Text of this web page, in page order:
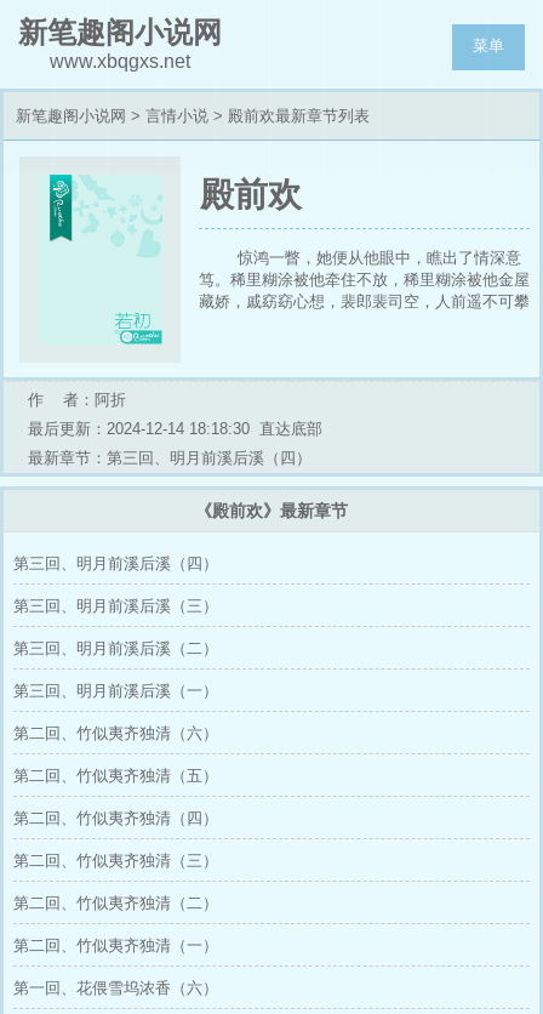
新笔趣阁小说网
www.xbqgxs.net
菜单
新笔趣阁小说网 > 言情小说 > 殿前欢最新章节列表
殿前欢
惊鸿一瞥，她便从他眼中，瞧出了情深意
笃。稀里糊涂被他牵住不放，稀里糊涂被他金屋
藏娇，戚窈窈心想，裴郎裴司空，人前遥不可攀
空，耍尽柔情蜜意，实则蓄谋害他，仅为扫清障
碍、造反弑帝！她最后死于哗变，也算罪有应
得。”吃瓜兵士乙：“那天暴雨，裴司空跪在泥地
里，放低了姿态，只求那妖妃莫将他抛弃，却还
是被那没心肝的女人一脚踹了开。”跟风群众
能背德，跟有夫之妇私相授受？”以上传闻，使
得窈窈对裴郎的印象差极，也对那 “狠心抛夫”的
妖妃好奇不已。直到有一天，她捡拾起了丢失的
旧忆——什么！ 原来那个，拽裴郎下神坛的祸
水·没心肝的负心女·平城第一妖孽·昙璿王妃——
竟是我自己？ 人前凛若冰霜的男人，遇见她，
倒成了摇头晃尾的小狗？！少年人的爱意，总是
如火焰般，赤诚而热烈的。 小狗委屈：“你还会
再丢下我一次吗？”她一把将人推倒，欺身上
去：“裴郎炽盛，忍把他轻弃？”【人设】冷隽纯
情的犬系郎将×潇洒隐忍的美艳妖姬【食用指
岭之花下神坛。 文案无厘头、主线正剧向，糖
结局美满。
作 者：阿折
最后更新：2024-12-14 18:18:30 直达底部
最新章节：第三回、明月前溪后溪（四）
《殿前欢》最新章节
第三回、明月前溪后溪（四）
第三回、明月前溪后溪（三）
第三回、明月前溪后溪（二）
第三回、明月前溪后溪（一）
第二回、竹似夷齐独清（六）
第二回、竹似夷齐独清（五）
第二回、竹似夷齐独清（四）
第二回、竹似夷齐独清（三）
第二回、竹似夷齐独清（二）
第二回、竹似夷齐独清（一）
第一回、花偎雪坞浓香（六）